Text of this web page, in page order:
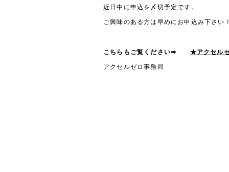
近日中に申込を〆切予定です。
ご興味のある方は早めにお申込み下さい
こちらもご覧ください➡ ★アクセル
アクセルゼロ事務局